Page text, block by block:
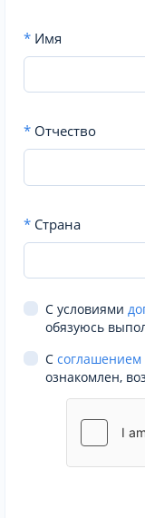
* Имя
* Отчество
* Страна
С условиями
обязуюсь
С
ознакомлен,